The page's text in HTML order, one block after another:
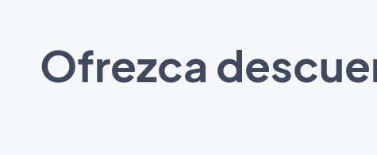
Ofrezca